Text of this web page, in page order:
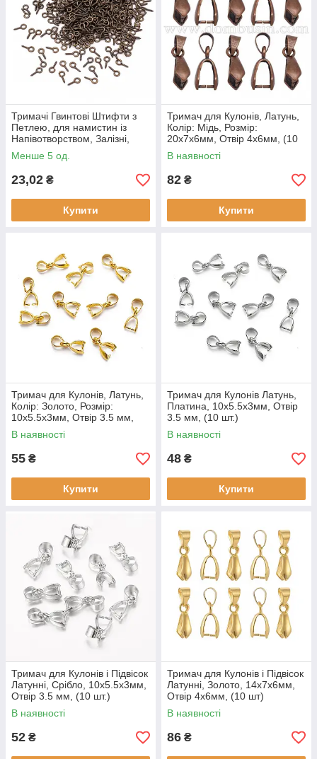
Тримачі Гвинтові Штифти з
Петлею, для намистин із
Напівотворством, Залізні,
Колір: Мідь, 10х5х1.2 мм, (50
шт.)
Менше 5 од.
23,02 ₴
Купити
Тримач для Кулонів, Латунь,
Колір: Мідь, Розмір:
20х7х6мм, Отвір 4х6мм, (10
шт)
В наявності
82 ₴
Купити
Тримач для Кулонів, Латунь,
Колір: Золото, Розмір:
10x5.5x3мм, Отвір 3.5 мм,
(10 шт)
В наявності
55 ₴
Купити
Тримач для Кулонів Латунь,
Платина, 10x5.5x3мм, Отвір
3.5 мм, (10 шт.)
В наявності
48 ₴
Купити
Тримач для Кулонів і Підвісок
Латунні, Срібло, 10x5.5x3мм,
Отвір 3.5 мм, (10 шт.)
В наявності
52 ₴
Тримач для Кулонів і Підвісок
Латунні, Золото, 14x7х6мм,
Отвір 4х6мм, (10 шт)
В наявності
86 ₴